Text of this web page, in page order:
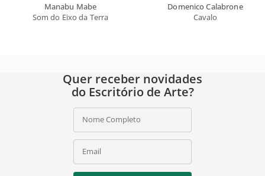
Manabu Mabe
Som do Eixo da Terra
Domenico Calabrone
Cavalo
Quer receber novidades
do Escritório de Arte?
Nome Completo
Email